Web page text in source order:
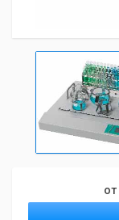
от